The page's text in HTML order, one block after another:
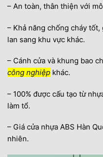
– An toàn, thân thiện với
– Khả năng chống cháy
lan sang khu vực khác.
– Cánh cửa và khung bao
công nghiệp khác.
– 100% được cấu tạo từ
làm tổ.
– Giá cửa nhựa ABS Hàn
nhiên.